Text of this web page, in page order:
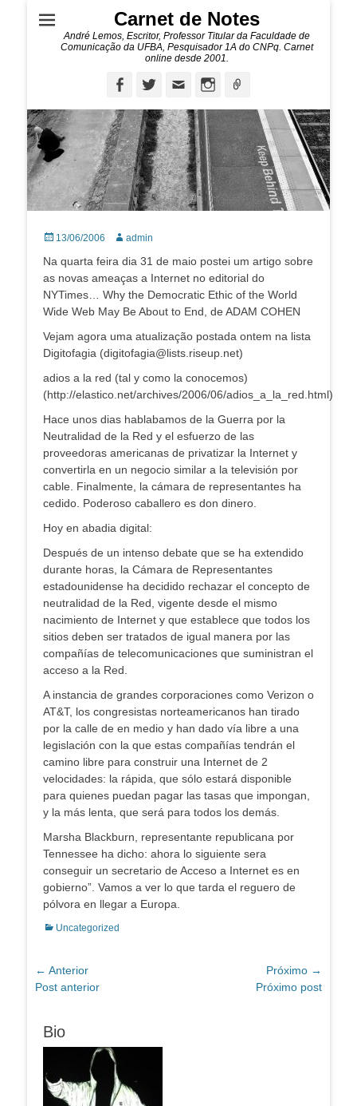
Carnet de Notes
André Lemos, Escritor, Professor Titular da Faculdade de
Comunicação da UFBA, Pesquisador 1A do CNPq. Carnet
online desde 2001.
FacebookTwitterEmail Instagram
Posted
13/06/2006 Autor:admin
Na quarta feira dia 31 de maio postei um artigo sobre
as novas ameaças a Internet no editorial do
NYTimes… Why the Democratic Ethic of the World
Wide Web May Be About to End, de ADAM COHEN
Vejam agora uma atualização postada ontem na lista
Digitofagia (digitofagia@lists.riseup.net)
adios a la red (tal y como la conocemos)
(http://elastico.net/archives/2006/06/adios_a_la_red.html)
Hace unos dias hablabamos de la Guerra por la
Neutralidad de la Red y el esfuerzo de las
proveedoras americanas de privatizar la Internet y
convertirla en un negocio similar a la televisión por
cable. Finalmente, la cámara de representantes ha
cedido. Poderoso caballero es don dinero.
Hoy en abadia digital:
Después de un intenso debate que se ha extendido
durante horas, la Cámara de Representantes
estadounidense ha decidido rechazar el concepto de
neutralidad de la Red, vigente desde el mismo
nacimiento de Internet y que establece que todos los
sitios deben ser tratados de igual manera por las
compañías de telecomunicaciones que suministran el
acceso a la Red.
A instancia de grandes corporaciones como Verizon o
AT&T, los congresistas norteamericanos han tirado
por la calle de en medio y han dado vía libre a una
legislación con la que estas compañías tendrán el
camino libre para construir una Internet de 2
velocidades: la rápida, que sólo estará disponible
para quienes puedan pagar las tasas que impongan,
y la más lenta, que será para todos los demás.
Marsha Blackburn, representante republicana por
Tennessee ha dicho: ahora lo siguiente sera
conseguir un secretario de Acceso a Internet es en
gobierno”. Vamos a ver lo que tarda el reguero de
pólvora en llegar a Europa.
Categorias:
Uncategorized
Navegação
de
← Anterior
Post
Post anterior
Próximo →
Próximo post
Bio